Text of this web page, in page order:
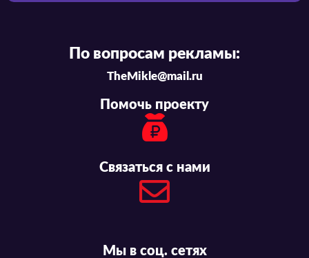
По вопросам рекламы:
TheMikle@mail.ru
Помочь проекту
Связаться с нами
Мы в соц. сетях